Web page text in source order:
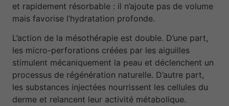
et rapidement résorbable : il n’ajoute pas de volume
mais favorise l’hydratation profonde.
L’action de la mésothérapie est double. D’une part,
les micro-perforations créées par les aiguilles
stimulent mécaniquement la peau et déclenchent un
processus de régénération naturelle. D’autre part,
les substances injectées nourrissent les cellules du
derme et relancent leur activité métabolique.